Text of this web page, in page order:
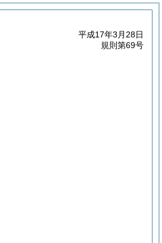
平成17年3月28日
規則第69号